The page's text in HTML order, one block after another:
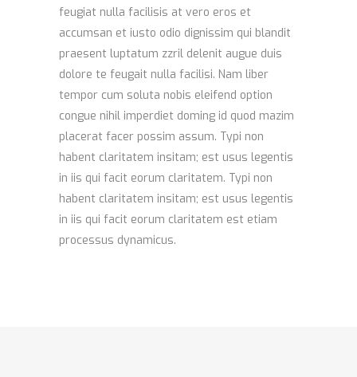
feugiat nulla facilisis at vero eros et
accumsan et iusto odio dignissim qui blandit
praesent luptatum zzril delenit augue duis
dolore te feugait nulla facilisi. Nam liber
tempor cum soluta nobis eleifend option
congue nihil imperdiet doming id quod mazim
placerat facer possim assum. Typi non
habent claritatem insitam; est usus legentis
in iis qui facit eorum claritatem. Typi non
habent claritatem insitam; est usus legentis
in iis qui facit eorum claritatem est etiam
processus dynamicus.